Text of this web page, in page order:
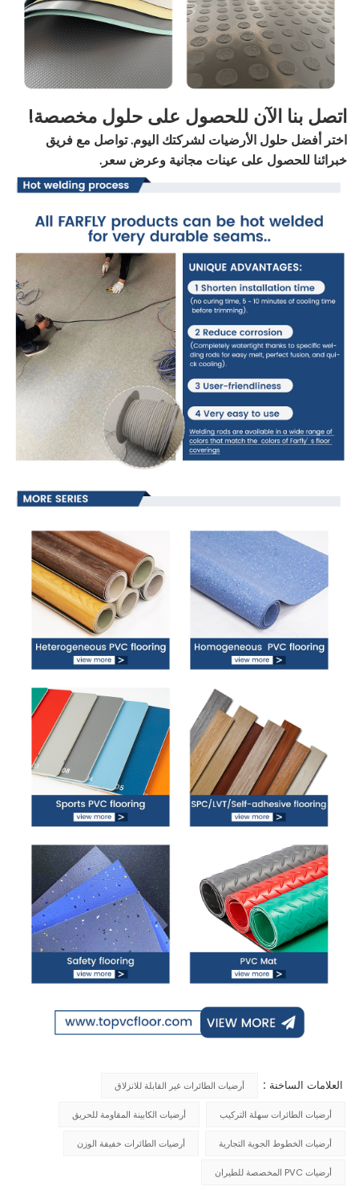
اتصل بنا الآن للحصول على حلول مخصصة!
اختر أفضل حلول الأرضيات لشركتك اليوم. تواصل مع فريق
خبرائنا للحصول على عينات مجانية وعرض سعر.
العلامات الساخنة : أرضيات الطائرات غير القابلة للانزلاق
أرضيات الطائرات سهلة التركيب أرضيات الكابينة المقاومة للحريق
أرضيات الخطوط الجوية التجارية أرضيات الطائرات خفيفة الوزن
أرضيات PVC المخصصة للطيران